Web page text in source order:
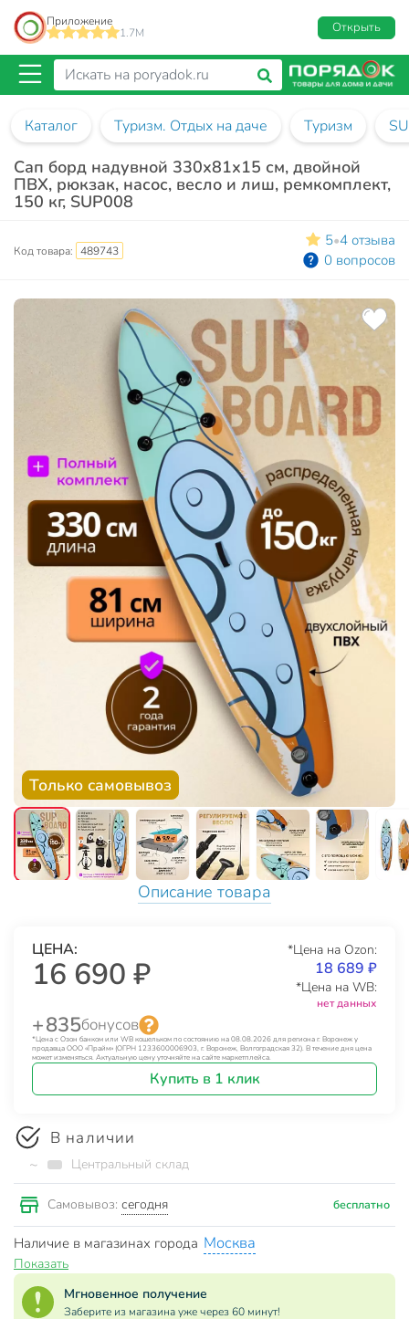
Приложение
1.7M
Открыть
Каталог Туризм. Отдых на даче Туризм
Сап борд надувной 330х81х15 см, двойной
ПВХ, рюкзак, насос, весло и лиш, ремкомплект,
150 кг, SUP008
Код товара: 489743
5•4 отзыва
0 вопросов
Только самовывоз
Описание товара
ЦЕНА:
16 690 ₽
*Цена на Ozon:
18 689 ₽
*Цена на WB:
нет данных
+ 835бонусов
*Цена с Озон банком или WB кошельком по состоянию на 08.08.2026 для региона г. Воронеж у
продавца ООО «Прайм» (ОГРН 1233600006903, г. Воронеж, Волгоградская 32). В течение дня цена
может изменяться. Актуальную цену уточняйте на сайте маркетплейса.
Купить в 1 клик
В наличии
~ Центральный склад
Самовывоз: сегодня бесплатно
Наличие в магазинах города Москва
Показать
Мгновенное получение
Заберите из магазина уже через 60 минут!